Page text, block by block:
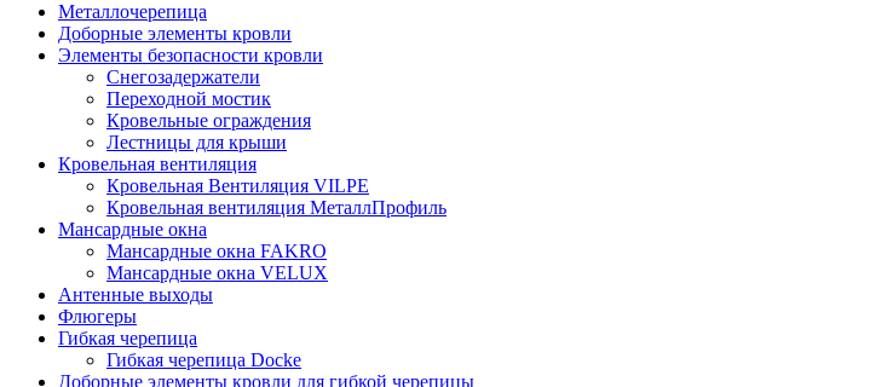
Металлочерепица
Доборные элементы кровли
Элементы безопасности кровли
Снегозадержатели
Переходной мостик
Кровельные ограждения
Лестницы для крыши
Кровельная вентиляция
Кровельная Вентиляция VILPE
Кровельная вентиляция МеталлПрофиль
Мансардные окна
Мансардные окна FAKRO
Мансардные окна VELUX
Антенные выходы
Флюгеры
Гибкая черепица
Гибкая черепица Docke
Доборные элементы кровли для гибкой черепицы